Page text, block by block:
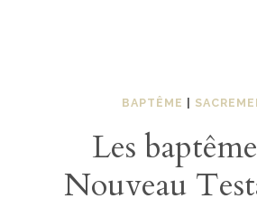
BAPTÊME
Les
Nouveau